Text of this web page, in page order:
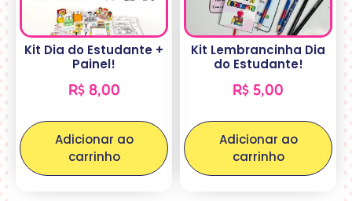
Kit Dia do Estudante +
Painel!
R$8,00
Adicionar ao
carrinho
Kit Lembrancinha Dia
do Estudante!
R$ 5,00
Adicionar ao
carrinho